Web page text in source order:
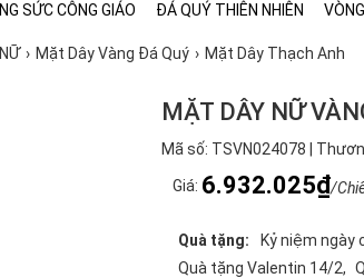
SỨC CÔNG GIÁO ĐÁ QUÝ THIÊN NHIÊN
Mặt Dây Vàng Đá Quý Mặt Dây Thạch Anh
MẶT DÂY NỮ
Mã số: TSVN024078 |
Giá: 6.932.025₫/
Quà tặng: Kỷ niệm ngày
Quà tặng Valentin 14/2